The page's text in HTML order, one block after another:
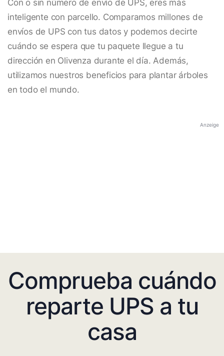
Con o sin número de envío de UPS, eres más
inteligente con parcello. Comparamos millones de
envíos de UPS con tus datos y podemos decirte
cuándo se espera que tu paquete llegue a tu
dirección en Olivenza durante el día. Además,
utilizamos nuestros beneficios para plantar árboles
en todo el mundo.
Anzeige
Comprueba cuándo
reparte UPS a tu
casa